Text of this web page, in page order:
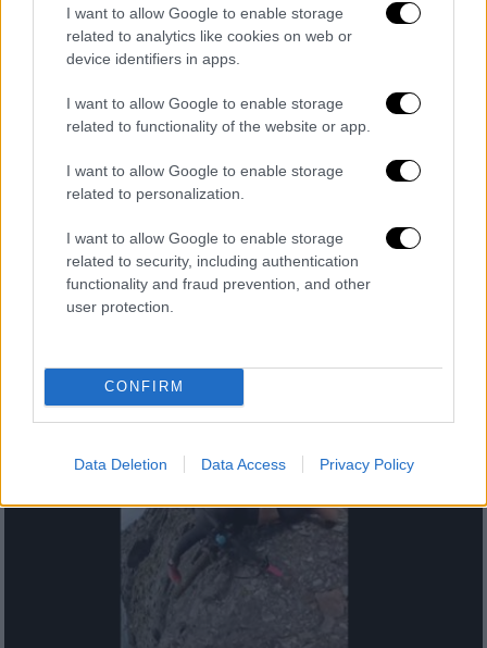
I want to allow Google to enable storage
related to analytics like cookies on web or
device identifiers in apps.
I want to allow Google to enable storage
related to functionality of the website or app.
I want to allow Google to enable storage
related to personalization.
I want to allow Google to enable storage
related to security, including authentication
functionality and fraud prevention, and other
user protection.
CONFIRM
Data Deletion Data Access Privacy Policy
Κόσμος|15.03.2026 21:20
Τραγικός απολογισμός στο Ιράν: Πάνω
από 3.000 νεκροί - Ανάμεσά τους 206
παιδιά